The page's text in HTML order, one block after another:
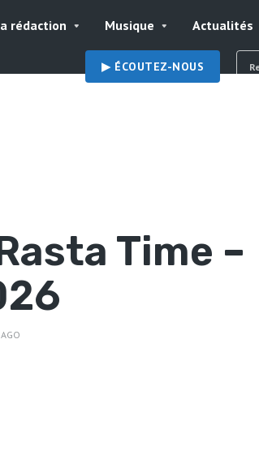
rédaction Musique Actualités
▶︎ ÉCOUTEZ-NOUS
Time –